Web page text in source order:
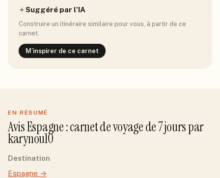
Suggéré par l'IA
Construire un itinéraire similaire pour vous, à partir de ce
carnet.
M'inspirer de ce carnet
EN RÉSUMÉ
AvisEspagne: carnet de voyage de7jourspar
karynou10
Destination
Espagne →